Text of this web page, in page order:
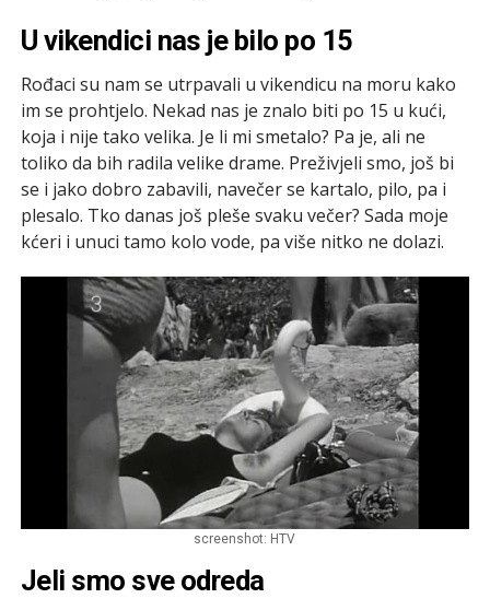
U vikendici nas je bilo po 15
Rođaci su nam se utrpavali u vikendicu na moru kako
im se prohtjelo. Nekad nas je znalo biti po 15 u kući,
koja i nije tako velika. Je li mi smetalo? Pa je, ali ne
toliko da bih radila velike drame. Preživjeli smo, još bi
se i jako dobro zabavili, navečer se kartalo, pilo, pa i
plesalo. Tko danas još pleše svaku večer? Sada moje
kćeri i unuci tamo kolo vode, pa više nitko ne dolazi.
screenshot: HTV
Jeli smo sve odreda